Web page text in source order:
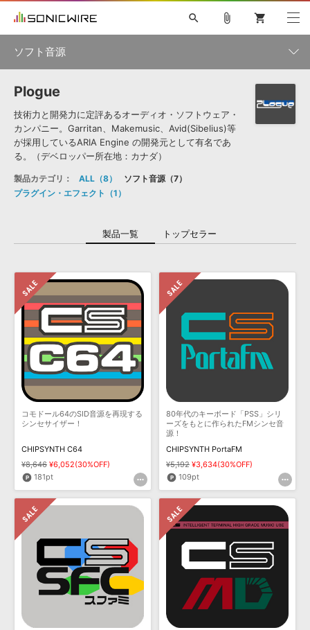
ソフト音源 »
プラグイン・エフェクト »
サンプルパック »
ソフトウェア／ツール »
DAW »
効果音 »
BGM »
キャンペーン »
特集 »
ニュースレター »
SONICWIREブログ »
製品サポート情報 »
DTMガイド »
FAQ »
お問い合わせ »
サービス
無償のサウンド管理ソフト
APS 映像のBGM・ セリフを音声分離
search
初音ミク NT
KAITO V3
VOCALOID TOONTRACK
SPITFIRE AUDIO
VIENNA
EZ DRUMMER 3 SERUM
ライセンスフリーBGM
サンプルパックを試そう
ボーカル抜き出し
DUBSTEP
ELECTRONICA
TRANCE
SONOCA
ソフトウェア／ツール DAW 効果音 BGM
attach_file shopping_cart
ソフト音源
製品一覧
楽器＆カテゴリ
メーカー
ランキング
Plogue
技術力と開発力に定評あるオーディオ・ソフトウェア・
カンパニー。Garritan、Makemusic、Avid(Sibelius)等
が採用しているARIA Engine の開発元として有名であ
る。（デベロッパー所在地：カナダ）
製品カテゴリ： ALL 8 ソフト音源
7
プラグイン・エフェクト
1
製品一覧 トップセラー
コモドール64のSID音源を再現する
シンセサイザー！
CHIPSYNTH C64
¥8,646 ¥6,052(30%OFF)
181pt
80年代のキーボード「PSS」シリ
ーズをもとに作られたFMシンセ音
源！
CHIPSYNTH PortaFM
¥5,192 ¥3,634(30%OFF)
109pt